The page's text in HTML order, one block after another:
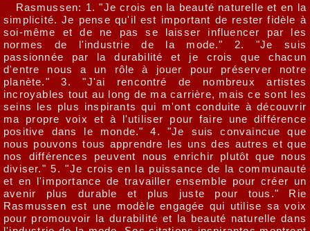
Rasmussen: 1. "Je crois en la beauté naturelle et en la
simplicité. Je pense qu'il est important de rester fidèle à
soi-même et de ne pas se laisser influencer par les
normes de l'industrie de la mode." 2. "Je suis
passionnée par la durabilité et je crois que chacun
d'entre nous a un rôle à jouer pour préserver notre
planète." 3. "J'ai rencontré de nombreux artistes
incroyables tout au long de ma carrière, mais ce sont les
seins les plus inspirants qui m'ont conduite à découvrir
ma propre voix et à l'utiliser pour faire une différence
positive dans le monde." 4. "Je suis convaincue que
nous pouvons tous apprendre les uns des autres et que
nos différences peuvent nous enrichir plutôt que nous
diviser." 5. "Je crois en la puissance de la communauté
et en l'importance de travailler ensemble pour créer un
avenir plus durable et plus juste pour tous." Rie
Rasmussen est une modèle engagée qui utilise sa voix
pour promouvoir la durabilité et la beauté naturelle dans